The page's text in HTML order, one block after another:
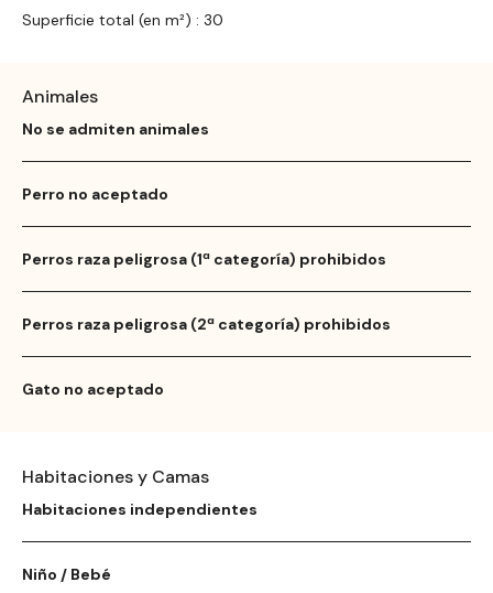
Superficie total (en m²) : 30
Animales
No se admiten animales
Perro no aceptado
Perros raza peligrosa (1ª categoría) prohibidos
Perros raza peligrosa (2ª categoría) prohibidos
Gato no aceptado
Habitaciones y Camas
Habitaciones independientes
Niño / Bebé